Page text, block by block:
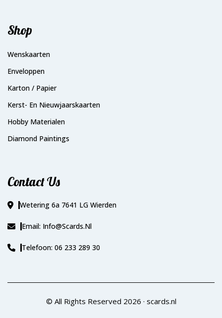
Shop
Wenskaarten
Enveloppen
Karton / Papier
Kerst- En Nieuwjaarskaarten
Hobby Materialen
Diamond Paintings
Contact Us
Wetering 6a 7641 LG Wierden
Email: Info@scards.nl
Telefoon: 06 233 289 30
© All Rights Reserved 2026 · scards.nl